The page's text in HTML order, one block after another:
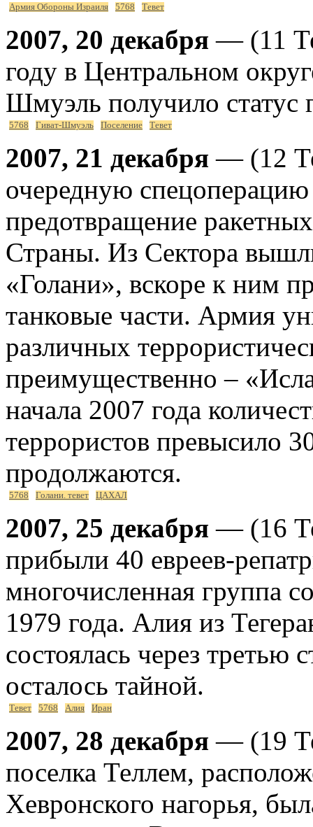
Армия Обороны Израиля 5768 Тевет
2007, 20 декабря — (11
году в Центральном
Шмуэль получило статус
5768 Гиват-Шмуэль Поселение Тевет
2007, 21 декабря — (12
очередную
предотвращение
Страны. Из Сектора
«Голани», вскоре к ним
танковые части. Армия
различных
преимущественно –
начала 2007 года
террористов превысило
продолжаются.
5768 Голани. тевет ЦАХАЛ
2007, 25 декабря — (16
прибыли 40 евреев-
многочисленная группа
1979 года. Алия из
состоялась через третью
осталось тайной.
Тевет 5768 Алия Иран
2007, 28 декабря — (19
поселка Теллем,
Хевронского нагорья,